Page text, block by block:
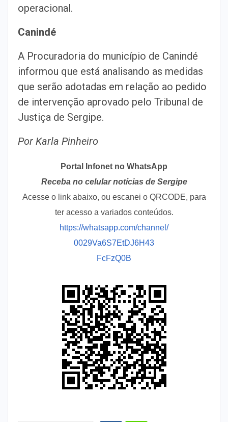
operacional.
Canindé
A Procuradoria do município de Canindé
informou que está analisando as medidas
que serão adotadas em relação ao pedido
de intervenção aprovado pelo Tribunal de
Justiça de Sergipe.
Por Karla Pinheiro
Portal Infonet no WhatsApp
Receba no celular notícias de Sergipe
Acesse o link abaixo, ou escanei o QRCODE, para
ter acesso a variados conteúdos.
https://whatsapp.com/channel/
0029Va6S7EtDJ6H43
FcFzQ0B